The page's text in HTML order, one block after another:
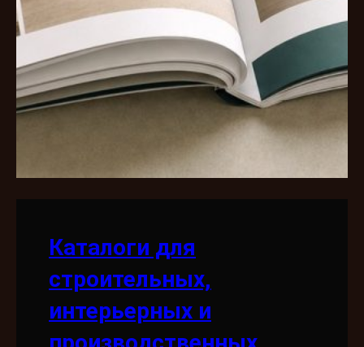
Каталоги для
строительных,
интерьерных и